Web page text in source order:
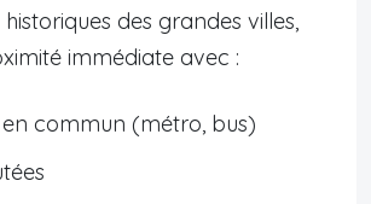
des grandes villes,
immédiate avec :
commun (métro, bus)